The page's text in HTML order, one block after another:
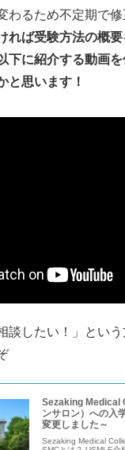
わるため不定期で修
れば受験方法の概
下に紹介する動画
と思います！
談したい！」とい
Sezaking Medical
ンサロン）への入
変更しました～
Sezaking Medical